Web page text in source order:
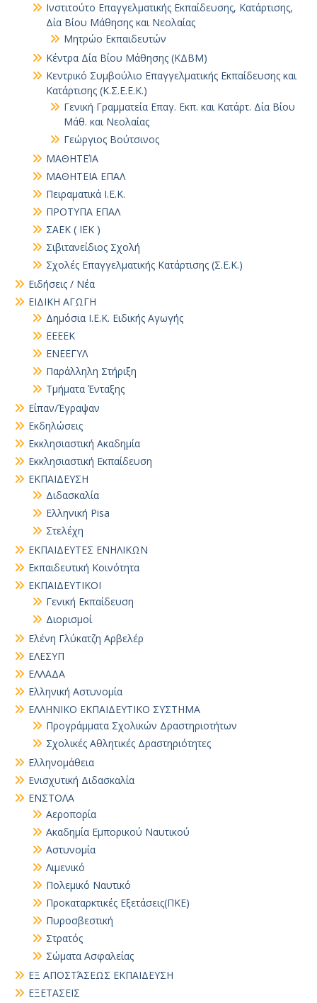
Ινστιτούτο Επαγγελματικής Εκπαίδευσης, Κατάρτισης,
Δία Βίου Μάθησης και Νεολαίας
Μητρώο Εκπαιδευτών
Κέντρα Δία Βίου Μάθησης (ΚΔΒΜ)
Κεντρικό Συμβούλιο Επαγγελματικής Εκπαίδευσης και
Κατάρτισης (Κ.Σ.Ε.Ε.Κ.)
Γενική Γραμματεία Επαγ. Εκπ. και Κατάρτ. Δία Βίου
Μάθ. και Νεολαίας
Γεώργιος Βούτσινος
ΜΑΘΗΤΕΊΑ
ΜΑΘΗΤΕΙΑ ΕΠΑΛ
Πειραματικά Ι.Ε.Κ.
ΠΡΟΤΥΠΑ ΕΠΑΛ
ΣΑΕΚ ( ΙΕΚ )
Σιβιτανείδιος Σχολή
Σχολές Επαγγελματικής Κατάρτισης (Σ.Ε.Κ.)
Ειδήσεις / Νέα
ΕΙΔΙΚΗ ΑΓΩΓΗ
Δημόσια Ι.Ε.Κ. Ειδικής Αγωγής
ΕΕΕΕΚ
ΕΝΕΕΓΥΛ
Παράλληλη Στήριξη
Τμήματα Ένταξης
Είπαν/Έγραψαν
Εκδηλώσεις
Εκκλησιαστική Ακαδημία
Εκκλησιαστική Εκπαίδευση
ΕΚΠΑΙΔΕΥΣΗ
Διδασκαλία
Ελληνική Pisa
Στελέχη
ΕΚΠΑΙΔΕΥΤΕΣ ΕΝΗΛΙΚΩΝ
Εκπαιδευτική Κοινότητα
ΕΚΠΑΙΔΕΥΤΙΚΟΙ
Γενική Εκπαίδευση
Διορισμοί
Ελένη Γλύκατζη Αρβελέρ
ΕΛΕΣΥΠ
ΕΛΛΑΔΑ
Ελληνική Αστυνομία
ΕΛΛΗΝΙΚΟ ΕΚΠΑΙΔΕΥΤΙΚΟ ΣΥΣΤΗΜΑ
Προγράμματα Σχολικών Δραστηριοτήτων
Σχολικές Αθλητικές Δραστηριότητες
Ελληνομάθεια
Ενισχυτική Διδασκαλία
ΕΝΣΤΟΛΑ
Αεροπορία
Ακαδημία Εμπορικού Ναυτικού
Αστυνομία
Λιμενικό
Πολεμικό Ναυτικό
Προκαταρκτικές Εξετάσεις(ΠΚΕ)
Πυροσβεστική
Στρατός
Σώματα Ασφαλείας
ΕΞ ΑΠΟΣΤΆΣΕΩΣ ΕΚΠΑΙΔΕΥΣΗ
ΕΞΕΤΑΣΕΙΣ